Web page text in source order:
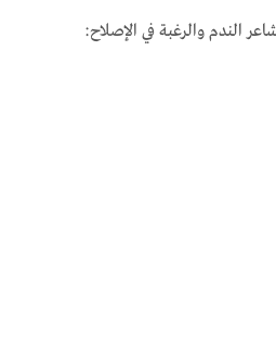
الندم والرغبة في الإصلاح: